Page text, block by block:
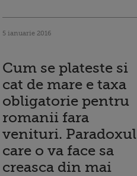
5 ianuarie 2016
Cum se plateste si
cat de mare e taxa
obligatorie pentru
romanii fara
venituri. Paradoxul
care o va face sa
creasca din mai